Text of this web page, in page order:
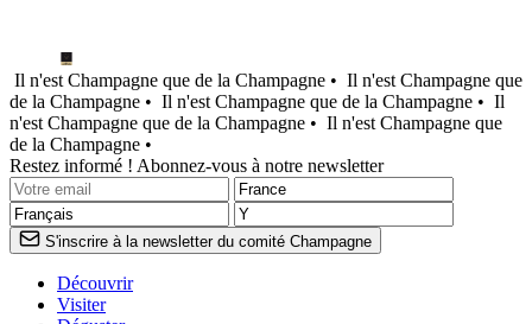
Il n'est Champagne que de la Champagne • Il n'est Champagne que
de la Champagne • Il n'est Champagne que de la Champagne • Il
n'est Champagne que de la Champagne • Il n'est Champagne que
de la Champagne •
Restez informé ! Abonnez-vous à notre newsletter
S'inscrire à la newsletter du comité Champagne
Découvrir
Visiter